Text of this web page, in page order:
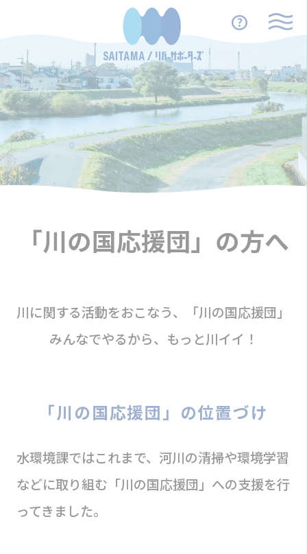
「川の国応援団」の方へ
川に関する活動をおこなう、「川の国応援団」
みんなでやるから、もっと川イイ！
「川の国応援団」の位置づけ
水環境課ではこれまで、河川の清掃や環境学習
などに取り組む「川の国応援団」への支援を行
ってきました。